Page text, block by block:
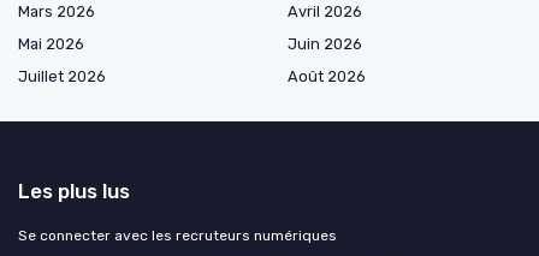
Mars 2026
Avril 2026
Mai 2026
Juin 2026
Juillet 2026
Août 2026
Les plus lus
Se connecter avec les recruteurs numériques